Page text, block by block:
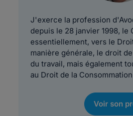
J'exerce la profession
depuis le 28 janvier 1998, le
essentiellement, vers le
manière générale, le droit
du travail, mais également
au Droit de la
Voir son